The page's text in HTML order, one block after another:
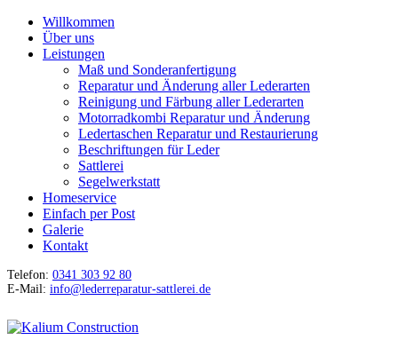
Willkommen
Über uns
Leistungen
Maß und Sonderanfertigung
Reparatur und Änderung aller Lederarten
Reinigung und Färbung aller Lederarten
Motorradkombi Reparatur und Änderung
Ledertaschen Reparatur und Restaurierung
Beschriftungen für Leder
Sattlerei
Segelwerkstatt
Homeservice
Einfach per Post
Galerie
Kontakt
Telefon: 0341 303 92 80
E-Mail: info@lederreparatur-sattlerei.de